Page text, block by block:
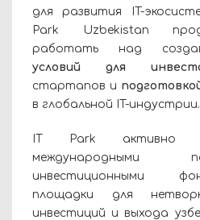
для развития IT-
Park Uzbekistan
работать над
условий для
стартапов и
в глобальной IT-индустрии.
IT Park активно
международными
инвестиционными
площадки для
инвестиций и выхода